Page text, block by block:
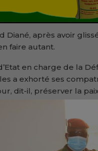
Diané, après avoir
faire autant.
en charge de la
a exhorté ses
dit-il, préserver la